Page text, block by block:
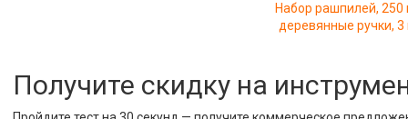
Набор рашпилей, 250
деревянные ручки,
Получите скидку на